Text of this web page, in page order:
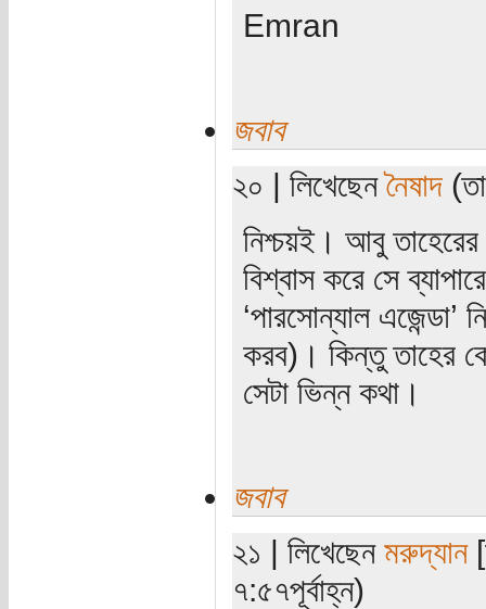
Emran
জবাব
২০ | লিখেছেননৈষাদ
নিশ্চয়ই। আবু
বিশ্বাস করে সে
‘পারসোন্যাল এজেন্ডা’
করব)। কিন্তু তাহের কে
সেটা ভিন্ন কথা।
জবাব
২১ | লিখেছেন মরুদ্যান
৭:৫৭পূর্বাহ্ন)